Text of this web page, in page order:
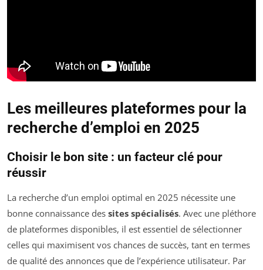
Les meilleures plateformes pour la
recherche d’emploi en 2025
Choisir le bon site : un facteur clé pour
réussir
La recherche d’un emploi optimal en 2025 nécessite une
bonne connaissance des sites spécialisés. Avec une pléthore
de plateformes disponibles, il est essentiel de sélectionner
celles qui maximisent vos chances de succès, tant en termes
de qualité des annonces que de l’expérience utilisateur. Par